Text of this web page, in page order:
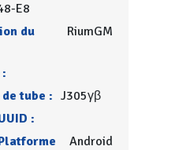
E8
du
RiumGM
tube : J305γβ
:
Android